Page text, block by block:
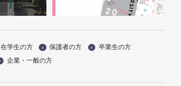
在学生の方 保護者の方
卒業生の方
企業・一般の方